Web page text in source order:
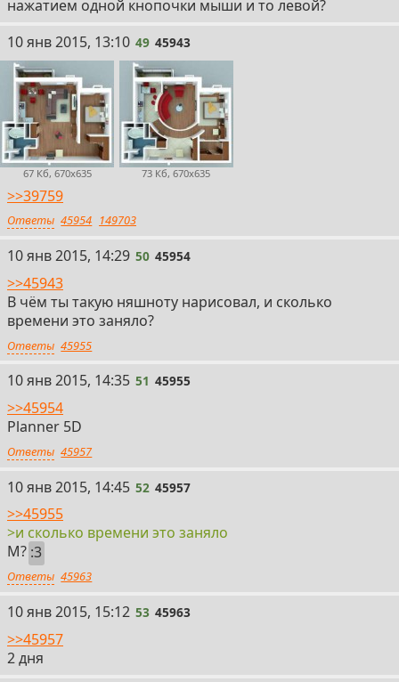
нажатием одной кнопочки мыши и то левой?
49
10 янв 2015, 13:10 49 45943
67 Кб, 670x635 73 Кб, 670x635
>>39759
Ответы 45954 149703
50
10 янв 2015, 14:29 50 45954
>>45943
В чём ты такую няшноту нарисовал, и сколько
времени это заняло?
Ответы 45955
51
10 янв 2015, 14:35 51 45955
>>45954
Planner 5D
Ответы 45957
52
10 янв 2015, 14:45 52 45957
>>45955
>и сколько времени это заняло
М? :3
Ответы 45963
53
10 янв 2015, 15:12 53 45963
>>45957
2 дня